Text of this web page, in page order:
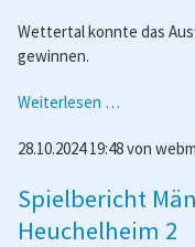
Wettertal konnte das
gewinnen.
Weiterlesen …
-
1
28.10.2024 19:48von
Spielbericht
Heuchelheim 2